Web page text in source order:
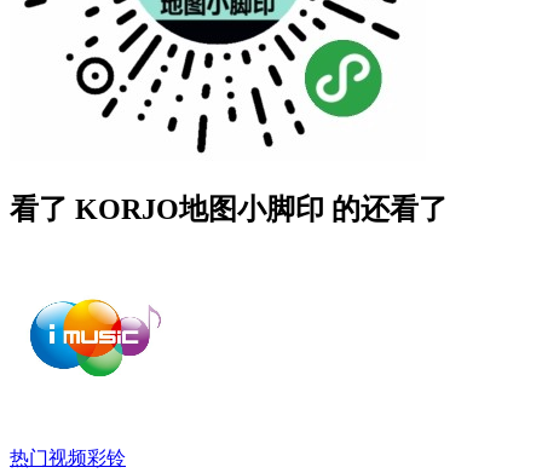
看了 KORJO地图小脚印 的还看了
热门视频彩铃